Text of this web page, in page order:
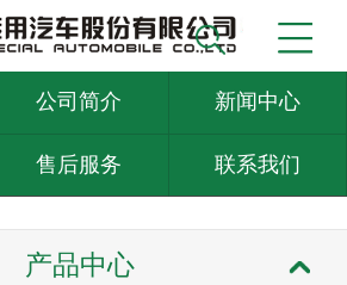
公司简介 新闻中心
售后服务 联系我们
产品中心